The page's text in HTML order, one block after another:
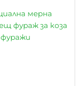
мерна
фураж за коза